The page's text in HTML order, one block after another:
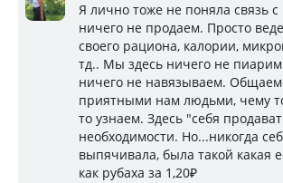
Я лично тоже не поняла связь
ничего не продаем. Просто
своего рациона, калории,
тд.. Мы здесь ничего не
ничего не навязываем.
приятными нам людьми, чему
то узнаем. Здесь "себя
необходимости. Но...никогда
выпячивала, была такой какая
как рубаха за 1,20₽